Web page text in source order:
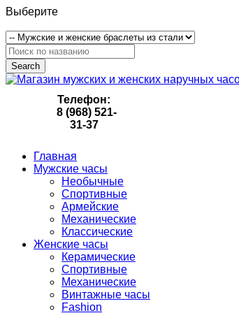
Выберите
Search
Телефон:
8 (968) 521-
31-37
Главная
Мужские часы
Необычные
Спортивные
Армейские
Механические
Классические
Женские часы
Керамические
Спортивные
Механические
Винтажные часы
Fashion